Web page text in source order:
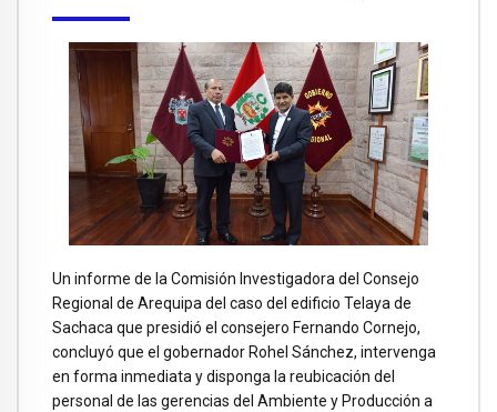
Un informe de la Comisión Investigadora del Consejo
Regional de Arequipa del caso del edificio Telaya de
Sachaca que presidió el consejero Fernando Cornejo,
concluyó que el gobernador Rohel Sánchez, intervenga
en forma inmediata y disponga la reubicación del
personal de las gerencias del Ambiente y Producción a